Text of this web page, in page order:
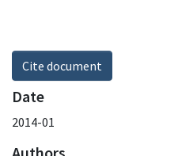
Cite document
Date
2014-01